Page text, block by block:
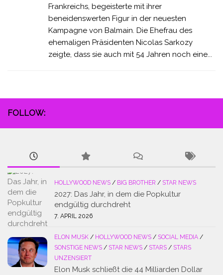
Frankreichs, begeisterte mit ihrer
beneidenswerten Figur in der neuesten
Kampagne von Balmain. Die Ehefrau des
ehemaligen Präsidenten Nicolas Sarkozy
zeigte, dass sie auch mit 54 Jahren noch eine...
FOLLOW:
HOLLYWOOD NEWS / BIG BROTHER / STAR NEWS
2027: Das Jahr, in dem die Popkultur
endgültig durchdreht
7. APRIL 2026
ELON MUSK / HOLLYWOOD NEWS / SOCIAL MEDIA /
SONSTIGE NEWS / STAR NEWS / STARS / STARS
UNZENSIERT
Elon Musk schließt die 44 Milliarden Dollar